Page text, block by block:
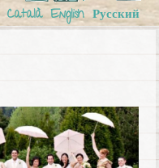
Català English Русский